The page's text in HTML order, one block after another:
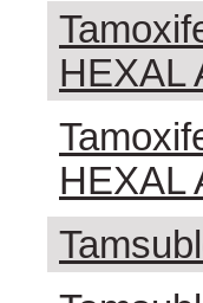
HEXAL
HEXAL